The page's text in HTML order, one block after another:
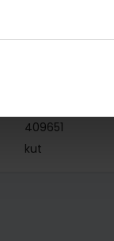
nalog za
za laser / ink jet
409651
kut